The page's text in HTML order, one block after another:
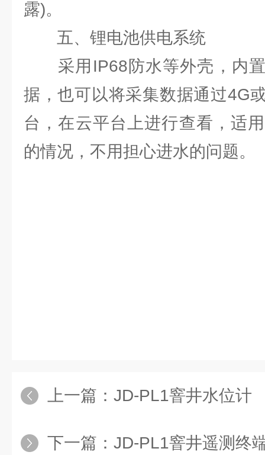
露)。
五、锂电池供电系统
采用IP68防水等外壳，内置
据，也可以将采集数据通过4G
台，在云平台上进行查看，适
的情况，不用担心进水的问题。
上一篇： JD-PL1窨井水位计
下一篇： JD-PL1窨井遥测终